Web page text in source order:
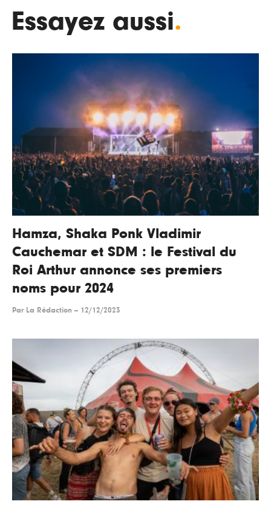
Essayez aussi.
Hamza, Shaka Ponk Vladimir
Cauchemar et SDM : le Festival du
Roi Arthur annonce ses premiers
noms pour 2024
Par La Rédaction -- 12/12/2023